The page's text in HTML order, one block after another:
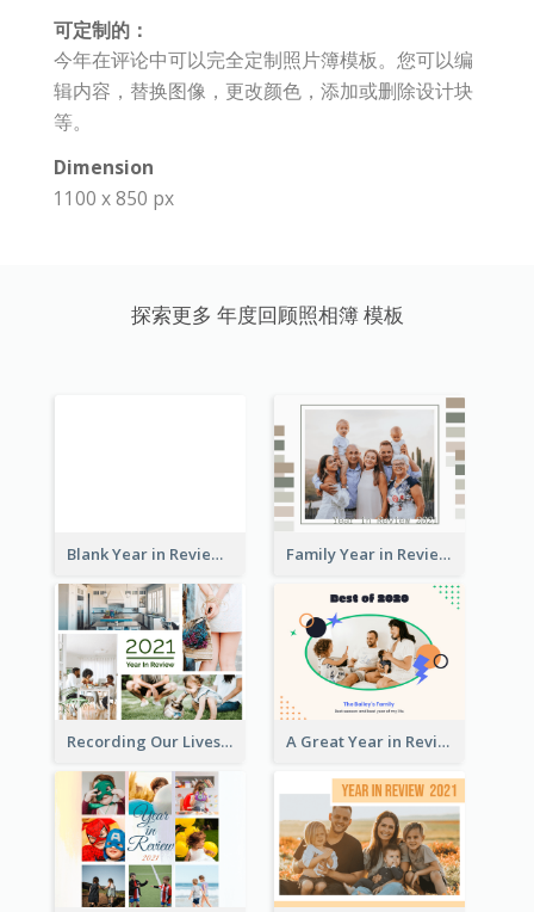
可定制的：
今年在评论中可以完全定制照片簿模板。您可以编
辑内容，替换图像，更改颜色，添加或删除设计块
等。
Dimension
1100 x 850 px
探索更多 年度回顾照相簿 模板
Blank Year in Review Photo Book Family Year in Review Photo Book
Recording Our Lives Year in Review Photo Book A Great Year in Review Photo Book